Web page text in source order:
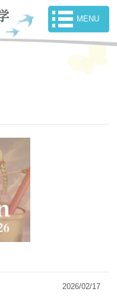
2026/02/17